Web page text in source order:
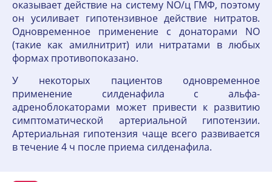
оказывает действие на систему NO/ц ГМФ, поэтому
он усиливает гипотензивное действие нитратов.
Одновременное применение с донаторами NO
(такие как амилнитрит) или нитратами в любых
формах противопоказано.
У некоторых пациентов одновременное
применение силденафила с альфа-
адреноблокаторами может привести к развитию
симптоматической артериальной гипотензии.
Артериальная гипотензия чаще всего развивается
в течение 4 ч после приема силденафила.